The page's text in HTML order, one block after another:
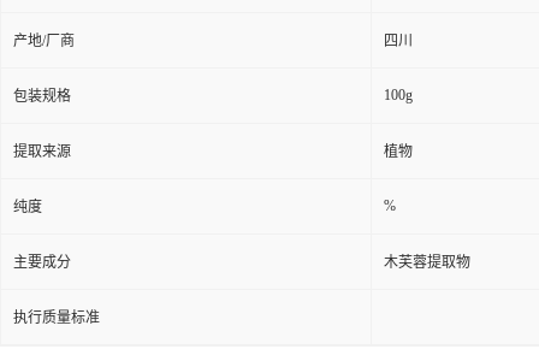
产地/厂商 四川
包装规格 100g
提取来源 植物
纯度 %
主要成分 木芙蓉提取物
执行质量标准